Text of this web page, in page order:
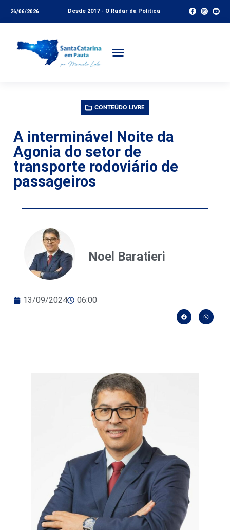
26/06/2026 Desde 2017 - O Radar da Política
CONTEÚDO LIVRE
A interminável Noite da
Agonia do setor de
transporte rodoviário de
passageiros
Noel Baratieri
13/09/2024 06:00